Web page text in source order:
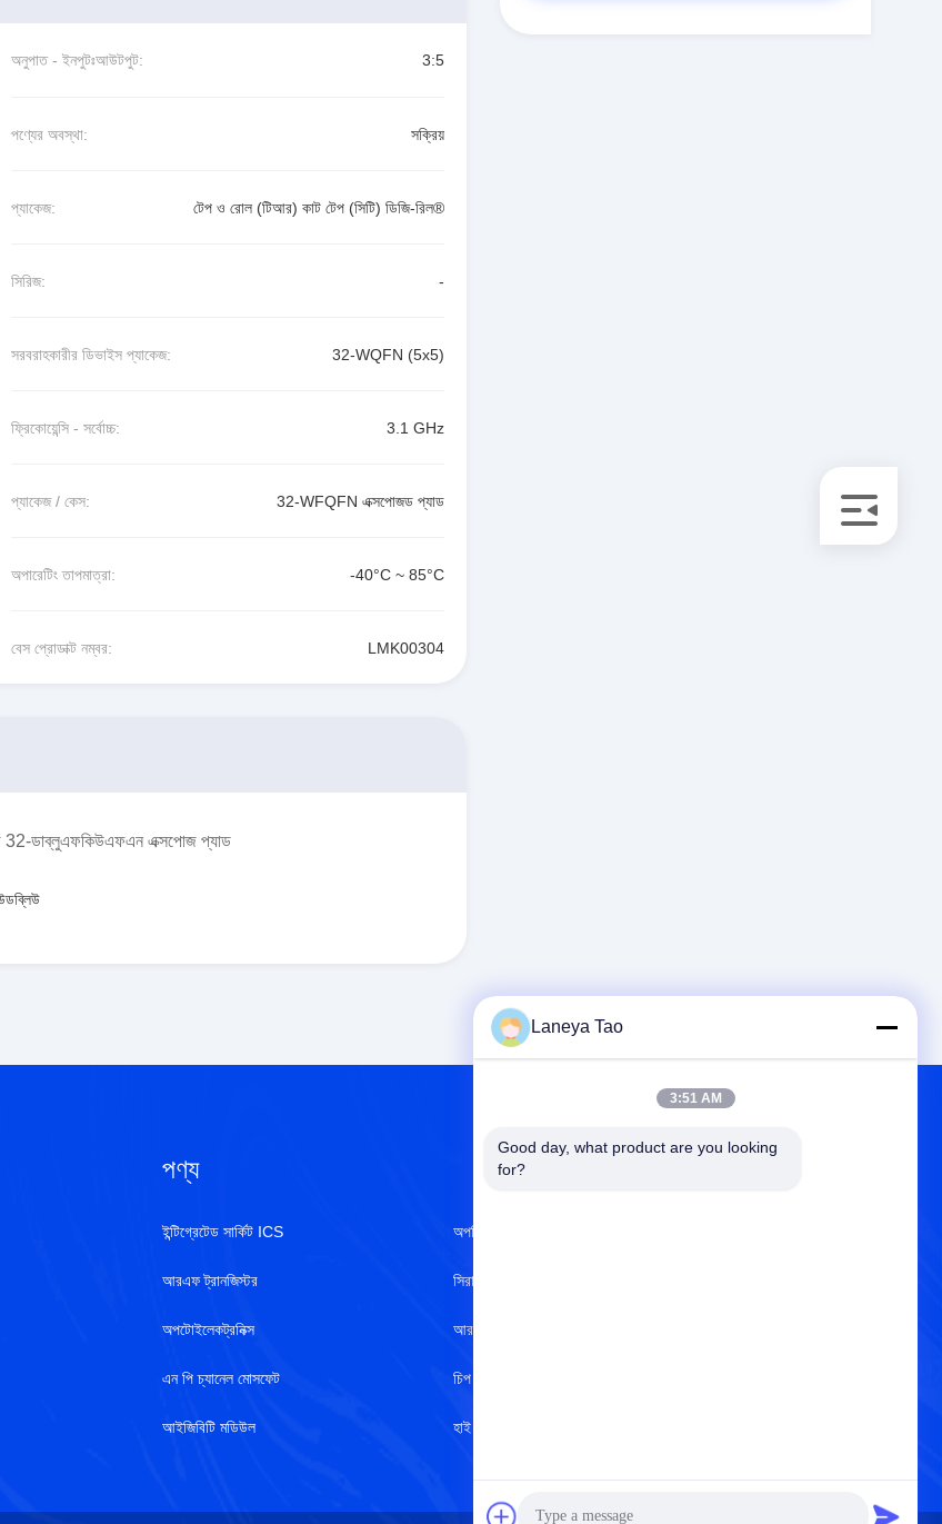
অনুপাত - ইনপুটঃআউটপুট: 3:5
পণ্যের অবস্থা: সক্রিয়
প্যাকেজ: টেপ ও রোল (টিআর) কাট টেপ (সিটি) ডিজি-রিল®
সিরিজ: -
সরবরাহকারীর ডিভাইস প্যাকেজ: 32-WQFN (5x5)
ফ্রিকোয়েন্সি - সর্বোচ্চ: 3.1 GHz
প্যাকেজ / কেস: 32-WFQFN এক্সপোজড প্যাড
অপারেটিং তাপমাত্রা: -40°C ~ 85°C
বেস প্রোডাক্ট নম্বর: LMK00304
32-ডাব্লুএফকিউএফএন এক্সপোজ প্যাড
পণ্য
ইন্টিগ্রেটেড সার্কিট ICS
আরএফ ট্রানজিস্টর
অপটোইলেকট্রনিক্স
এন পি চ্যানেল মোসফেট
আইজিবিটি মডিউল
অপটিক্যাল সেন্সর
সিরামিক ক্যাপাসিটার
আরএফ ইন্ডাক্টর
চিপ রেজিস্টর
হাই পাওয়ার এলইডি
Laneya Tao
3:51 AM
Good day, what product are you looking
for?